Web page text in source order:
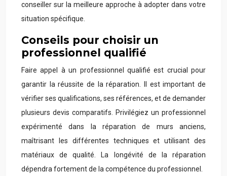
conseiller sur la meilleure approche à adopter dans votre
situation spécifique.
Conseils pour choisir un
professionnel qualifié
Faire appel à un professionnel qualifié est crucial pour
garantir la réussite de la réparation. Il est important de
vérifier ses qualifications, ses références, et de demander
plusieurs devis comparatifs. Privilégiez un professionnel
expérimenté dans la réparation de murs anciens,
maîtrisant les différentes techniques et utilisant des
matériaux de qualité. La longévité de la réparation
dépendra fortement de la compétence du professionnel.